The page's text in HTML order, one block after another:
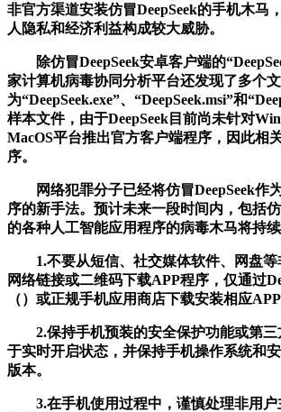
非官方渠道安装仿冒DeepSeek的手机木马
人隐私和经济利益构成较大威胁。
除仿冒DeepSeek安卓客户端的
家计算机病毒协同分析平台还发现了多个
为“DeepSeek.exe”、“DeepSeek.msi”和
样本文件，由于DeepSeek目前尚未针对
MacOS平台推出官方客户端程序，因此相
序。
网络犯罪分子已经将仿冒DeepSeek作
序的新手法。预计未来一段时间内，包括仿
的各种人工智能应用程序的病毒木马将持续
1.不要从短信、社交媒体软件、网盘等
网络链接或二维码下载APP程序，仅通过
（）或正规手机应用商店下载安装相应APP
2.保持手机预装的安全保护功能或第三
于实时开启状态，并保持手机操作系统和
版本。
3.在手机使用过程中，谨慎处理非用户